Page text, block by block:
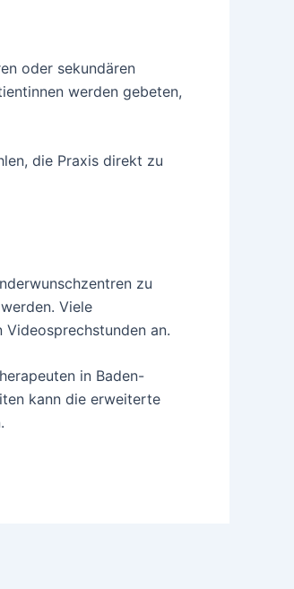
oder sekundären
werden gebeten,
die Praxis direkt zu
zu
Viele
Videosprechstunden an.
in Baden-
kann die erweiterte